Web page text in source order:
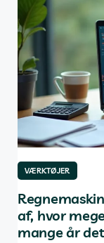
VÆRKTØJER
af, hvor
mange år